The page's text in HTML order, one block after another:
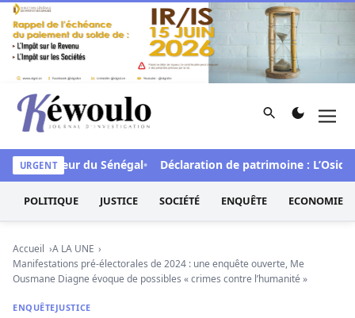
Aller au contenu
Kéwoulo, le premier site d'information et d'investigation
Rechercher
URGENT
en faveur du Sénégal Déclaration de patrimoine : L’Osidea
POLITIQUE JUSTICE SOCIÉTÉ ENQUÊTE ECONOMIE
Accueil
A LA UNE
Manifestations pré-électorales de 2024 : une enquête ouverte, Me
Ousmane Diagne évoque de possibles « crimes contre l’humanité »
ENQUÊTEJUSTICE